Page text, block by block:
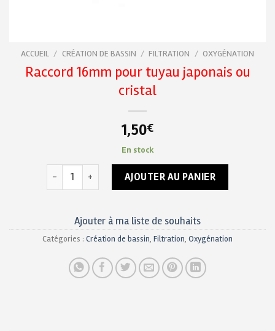
ACCUEIL / CRÉATION DE BASSIN / FILTRATION / OXYGÉNATION
Raccord 16mm pour tuyau japonais ou
cristal
1,50€
En stock
quantité de Raccord 16mm pour tuyau japonais ou
AJOUTER AU PANIER
Ajouter à ma liste de souhaits
Catégories : Création de bassin, Filtration, Oxygénation